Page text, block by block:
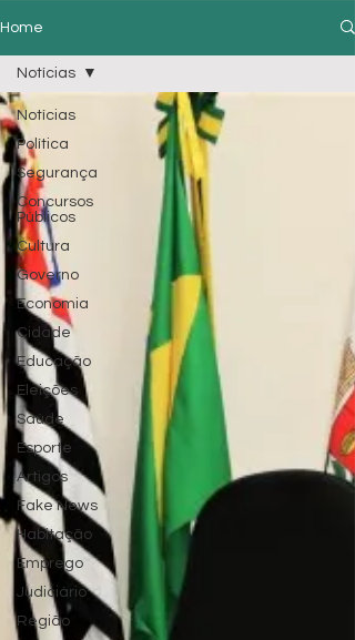
Home
Notícias
Política
Segurança
Concursos
Públicos
Cultura
Governo
Economia
Cidade
Educação
Eleições
Saúde
Esporte
Artigos
Fake News
Habitação
Emprego
Judiciário
Região
Notícias